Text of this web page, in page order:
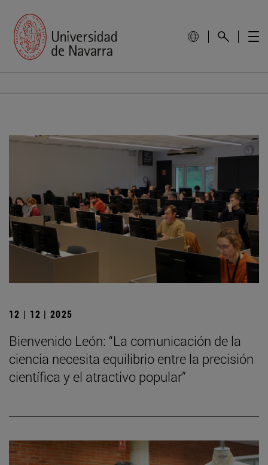
12 | 12 | 2025
Bienvenido León: “La comunicación de la
ciencia necesita equilibrio entre la precisión
científica y el atractivo popular”